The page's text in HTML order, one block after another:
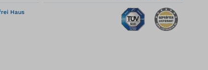
Haus